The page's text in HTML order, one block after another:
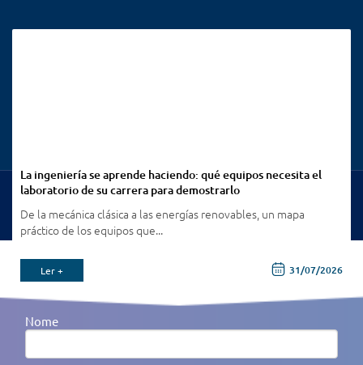
La ingeniería se aprende haciendo: qué equipos necesita el
laboratorio de su carrera para demostrarlo
De la mecánica clásica a las energías renovables, un mapa
práctico de los equipos que...
Ler + 31/07/2026
Nome